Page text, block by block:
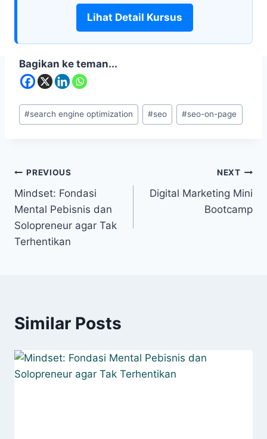
Lihat Detail Kursus
Bagikan ke teman...
#search engine optimization #seo #seo-on-page
PREVIOUS
Mindset: Fondasi
Mental Pebisnis dan
Solopreneur agar Tak
Terhentikan
NEXT
Digital Marketing Mini
Bootcamp
Similar Posts